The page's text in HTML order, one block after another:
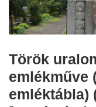
Török
emlékműve
emléktábla)